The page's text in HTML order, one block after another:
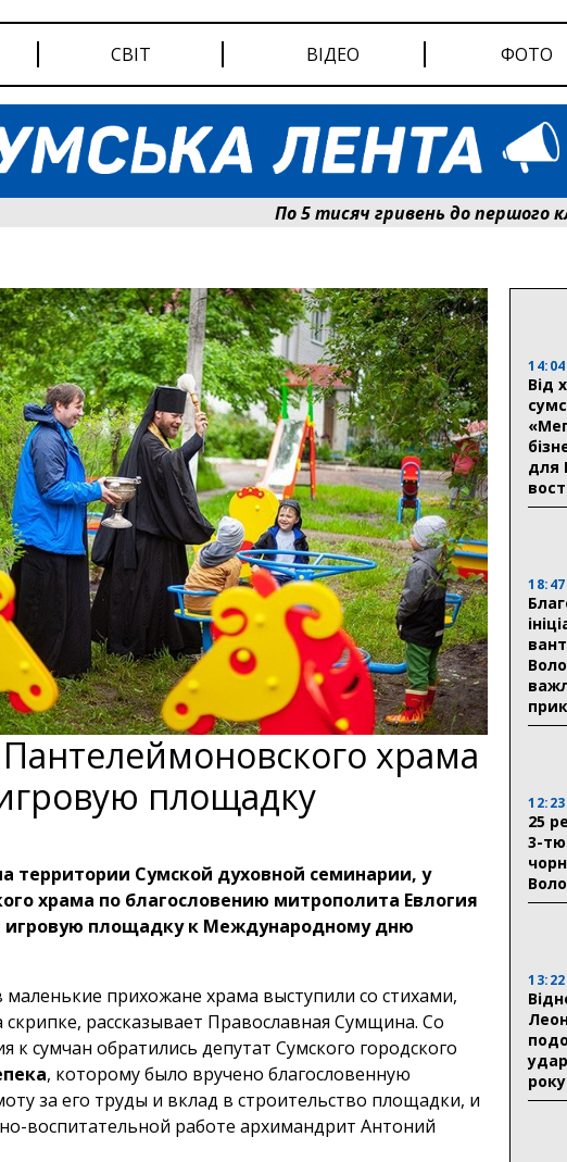
СВІТ ВІДЕО ФОТО
По 5 тисяч гривень до першого класу:
храма
площадку
территории Сумской духовной семинарии, у
храма по благословению митрополита Евлогия
игровую площадку к Международному дню
прихожане храма выступили со стихами,
скрипке, рассказывает Православная Сумщина. Со
к сумчан обратились депутат Сумского городского
, которому было вручено благословенную
за его труды и вклад в строительство площадки, и
воспитательной работе архимандрит Антоний
14:04
Від
для
18:47
12:23
25
3-тю
13:22